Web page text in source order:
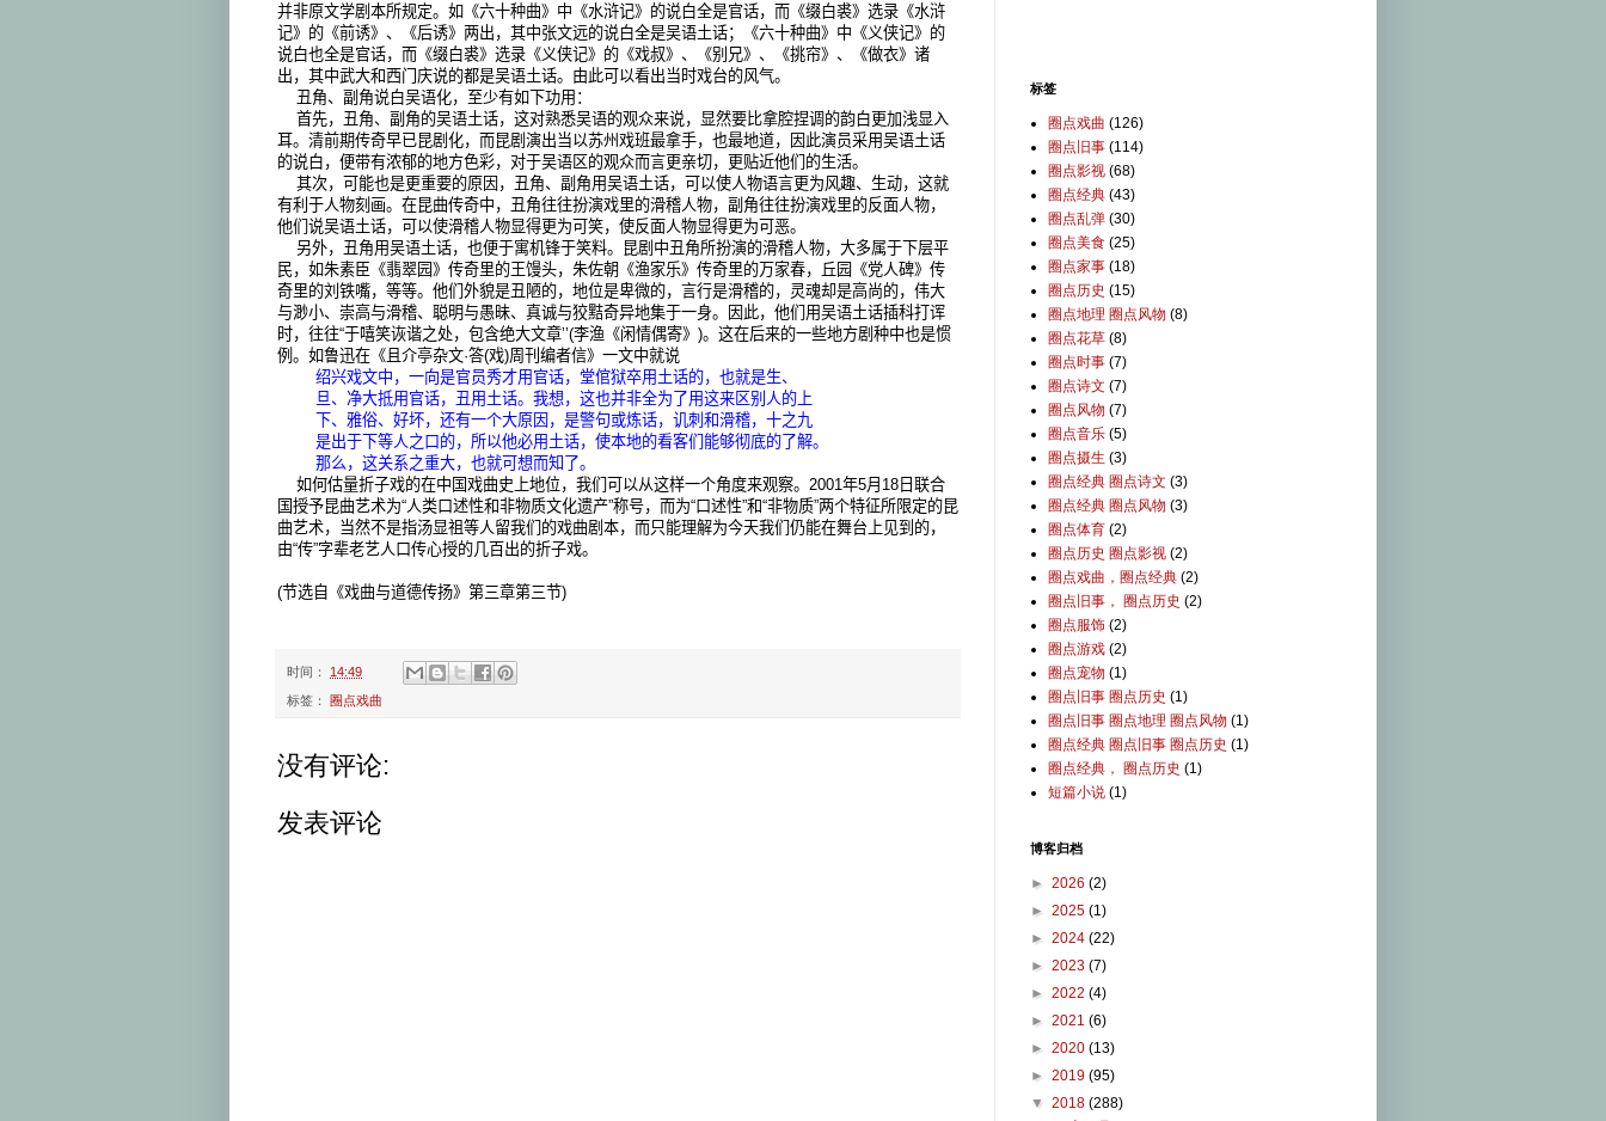
并非原文学剧本所规定。如《六十种曲》中《水浒记》的说白全是官话，而《缀白裘》选录《水浒
记》的《前诱》、《后诱》两出，其中张文远的说白全是吴语土话；《六十种曲》中《义侠记》的
说白也全是官话，而《缀白裘》选录《义侠记》的《戏叔》、《别兄》、《挑帘》、《做衣》诸
出，其中武大和西门庆说的都是吴语土话。由此可以看出当时戏台的风气。
丑角、副角说白吴语化，至少有如下功用：
首先，丑角、副角的吴语土话，这对熟悉吴语的观众来说，显然要比拿腔捏调的韵白更加浅显入
耳。清前期传奇早已昆剧化，而昆剧演出当以苏州戏班最拿手，也最地道，因此演员采用吴语土话
的说白，便带有浓郁的地方色彩，对于吴语区的观众而言更亲切，更贴近他们的生活。
其次，可能也是更重要的原因，丑角、副角用吴语土话，可以使人物语言更为风趣、生动，这就
有利于人物刻画。在昆曲传奇中，丑角往往扮演戏里的滑稽人物，副角往往扮演戏里的反面人物，
他们说吴语土话，可以使滑稽人物显得更为可笑，使反面人物显得更为可恶。
另外，丑角用吴语土话，也便于寓机锋于笑料。昆剧中丑角所扮演的滑稽人物，大多属于下层平
民，如朱素臣《翡翠园》传奇里的王馒头，朱佐朝《渔家乐》传奇里的万家春，丘园《党人碑》传
奇里的刘铁嘴，等等。他们外貌是丑陋的，地位是卑微的，言行是滑稽的，灵魂却是高尚的，伟大
与渺小、崇高与滑稽、聪明与愚昧、真诚与狡黠奇异地集于一身。因此，他们用吴语土话插科打诨
时，往往“于嘻笑诙谐之处，包含绝大文章’’(李渔《闲情偶寄》 )。这在后来的一些地方剧种中也是惯
例。如鲁迅在《且介亭杂文·答(戏)周刊编者信》一文中就说
绍兴戏文中，一向是官员秀才用官话，堂倌狱卒用土话的，也就是生、
旦、净大抵用官话，丑用土话。我想，这也并非全为了用这来区别人的上
下、雅俗、好坏，还有一个大原因，是警句或炼话，讥刺和滑稽，十之九
是出于下等人之口的，所以他必用土话，使本地的看客们能够彻底的了解。
那么，这关系之重大，也就可想而知了。
如何估量折子戏的在中国戏曲史上地位，我们可以从这样一个角度来观察。 2001年5月 18 日联合
国授予昆曲艺术为“人类口述性和非物质文化遗产”称号，而为“口述性”和“非物质”两个特征所限定的昆
曲艺术，当然不是指汤显祖等人留我们的戏曲剧本，而只能理解为今天我们仍能在舞台上见到的，
由“传”字辈老艺人口传心授的几百出的折子戏。
(节选自《戏曲与道德传扬》第三章第三节)
时间： 14:49
标签： 圈点戏曲
没有评论:
发表评论
标签
圈点戏曲 (126)
圈点旧事 (114)
圈点影视 (68)
圈点经典 (43)
圈点乱弹 (30)
圈点美食 (25)
圈点家事 (18)
圈点历史 (15)
圈点地理 圈点风物 (8)
圈点花草 (8)
圈点时事 (7)
圈点诗文 (7)
圈点风物 (7)
圈点音乐 (5)
圈点摄生 (3)
圈点经典 圈点诗文 (3)
圈点经典 圈点风物 (3)
圈点体育 (2)
圈点历史 圈点影视 (2)
圈点戏曲，圈点经典 (2)
圈点旧事， 圈点历史 (2)
圈点服饰 (2)
圈点游戏 (2)
圈点宠物 (1)
圈点旧事 圈点历史 (1)
圈点旧事 圈点地理 圈点风物 (1)
圈点经典 圈点旧事 圈点历史 (1)
圈点经典， 圈点历史 (1)
短篇小说 (1)
博客归档
► 2026 (2)
► 2025 (1)
► 2024 (22)
► 2023 (7)
► 2022 (4)
► 2021 (6)
► 2020 (13)
► 2019 (95)
▼ 2018 (288)